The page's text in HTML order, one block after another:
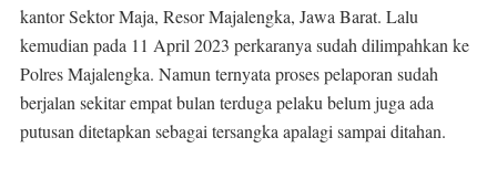
kantor Sektor Maja, Resor Majalengka, Jawa Barat. Lalu
kemudian pada 11 April 2023 perkaranya sudah dilimpahkan ke
Polres Majalengka. Namun ternyata proses pelaporan sudah
berjalan sekitar empat bulan terduga pelaku belum juga ada
putusan ditetapkan sebagai tersangka apalagi sampai ditahan.